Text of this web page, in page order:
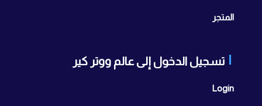
المتجر
تسجيل الدخول إلى عالم ووتر كير
Login